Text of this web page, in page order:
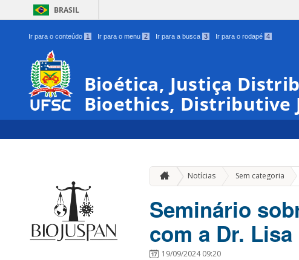
BRASIL
Ir para o conteúdo 1 Ir para o menu 2 Ir para a busca 3 Ir para o rodapé 4
Bioética, Justiça
Bioethics, Distributive
Notícias Sem categoria »
Seminário
com a Dr.
19/09/2024 09:20